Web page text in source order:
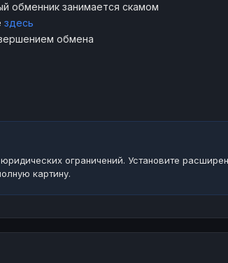
обменник занимается скамом
здесь
обмена
ограничений. Установите
картину.